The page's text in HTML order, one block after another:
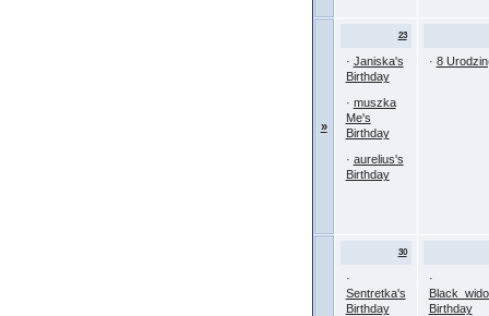
»
23
· Janiska's
Birthday
· muszka
Me's
Birthday
· aurelius's
Birthday
· 8
30
·
Sentretka's
Birthday
·
Birthday